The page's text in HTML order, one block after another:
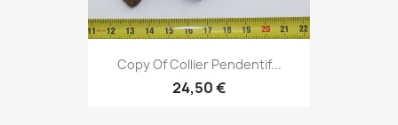
Copy Of Collier Pendentif...
24,50 €